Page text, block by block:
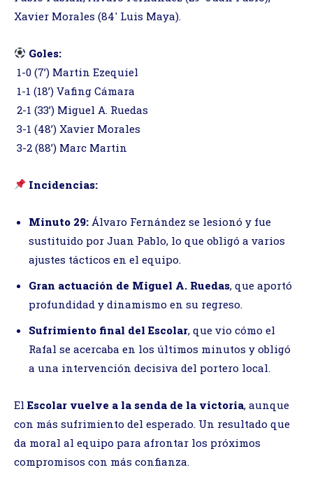
Xavier Morales (84′ Luis Maya).
Goles:
1-0 (7’) Martin Ezequiel
1-1 (18’) Vafing Cámara
2-1 (33’) Miguel A. Ruedas
3-1 (48’) Xavier Morales
3-2 (88’) Marc Martin
Incidencias:
Minuto 29: Álvaro Fernández se lesionó y fue
sustituido por Juan Pablo, lo que obligó a varios
ajustes tácticos en el equipo.
Gran actuación de Miguel A. Ruedas, que aportó
profundidad y dinamismo en su regreso.
Sufrimiento final del Escolar, que vio cómo el
Rafal se acercaba en los últimos minutos y obligó
a una intervención decisiva del portero local.
ElEscolar vuelve a la senda de la victoria, aunque
con más sufrimiento del esperado. Un resultado que
da moral al equipo para afrontar los próximos
compromisos con más confianza.